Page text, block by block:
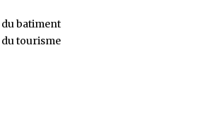
batiment
tourisme